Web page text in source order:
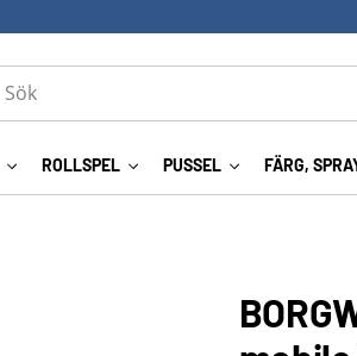
ROLLSPEL PUSSEL FÄRG,